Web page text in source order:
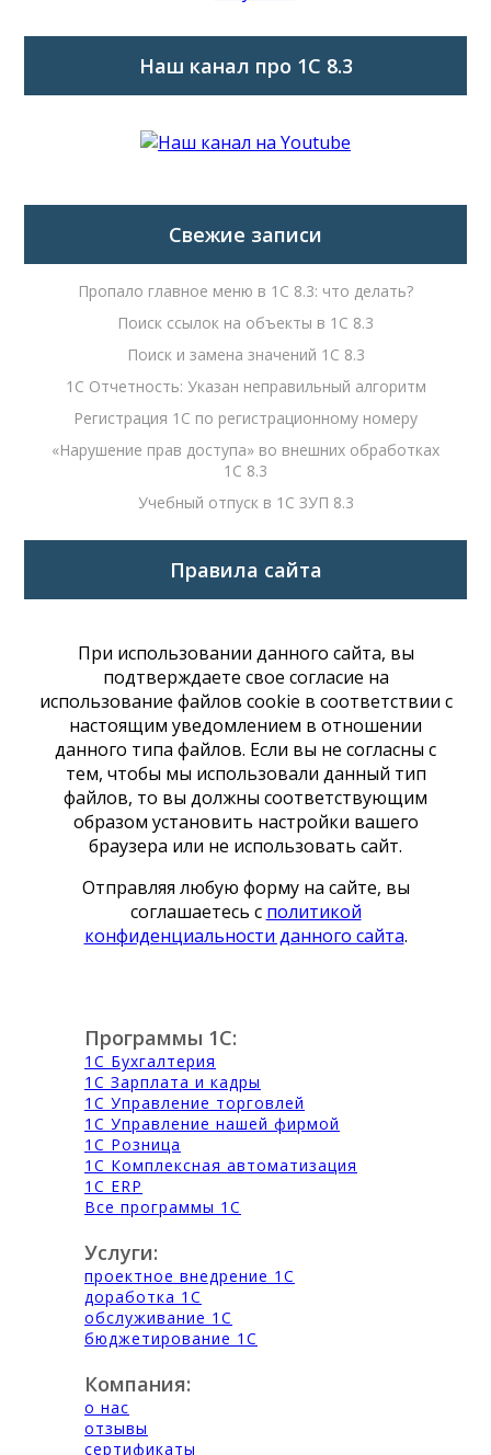
Наш канал про 1С 8.3
Свежие записи
Пропало главное меню в 1С 8.3: что делать?
Поиск ссылок на объекты в 1С 8.3
Поиск и замена значений 1С 8.3
1С Отчетность: Указан неправильный алгоритм
Регистрация 1С по регистрационному номеру
«Нарушение прав доступа» во внешних обработках
1С 8.3
Учебный отпуск в 1С ЗУП 8.3
Правила сайта
При использовании данного сайта, вы
подтверждаете свое согласие на
использование файлов cookie в соответствии с
настоящим уведомлением в отношении
данного типа файлов. Если вы не согласны с
тем, чтобы мы использовали данный тип
файлов, то вы должны соответствующим
образом установить настройки вашего
браузера или не использовать сайт.
Отправляя любую форму на сайте, вы
соглашаетесь с политикой
конфиденциальности данного сайта.
Программы 1С:
1С Бухгалтерия
1С Зарплата и кадры
1С Управление торговлей
1С Управление нашей фирмой
1С Розница
1С Комплексная автоматизация
1С ERP
Все программы 1С
Услуги:
проектное внедрение 1С
доработка 1С
обслуживание 1С
бюджетирование 1С
Компания:
о нас
отзывы
сертификаты